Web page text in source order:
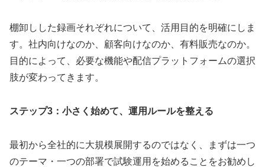
棚卸しした録画それぞれについて、活用目的を明確にしま
す。社内向けなのか、顧客向けなのか、有料販売なのか。
目的によって、必要な機能や配信プラットフォームの選択
肢が変わってきます。
ステップ3：小さく始めて、運用ルールを整える
最初から全社的に大規模展開するのではなく、まずは一つ
のテーマ・一つの部署で試験運用を始めることをお勧めし